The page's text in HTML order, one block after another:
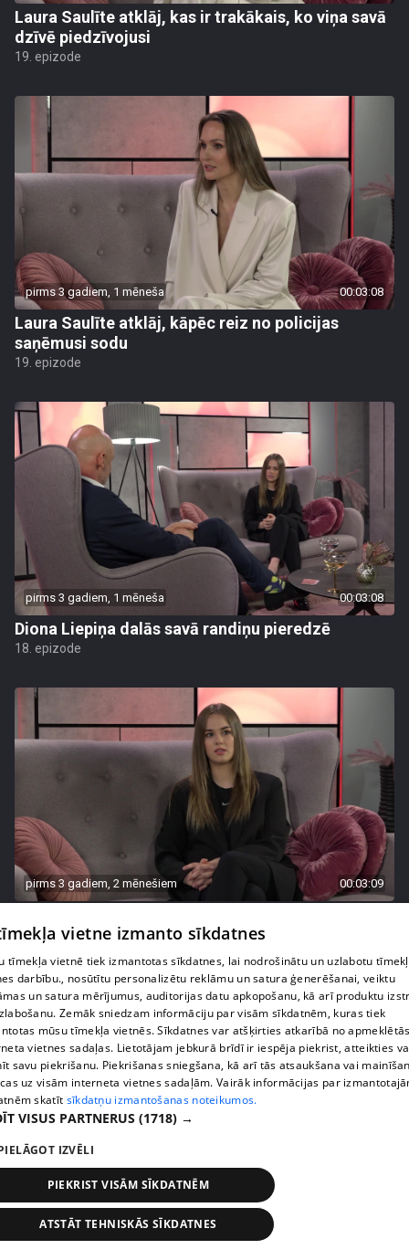
Laura Saulīte atklāj, kas ir trakākais, ko viņa savā
dzīvē piedzīvojusi
19. epizode
pirms 3 gadiem, 1 mēneša 00:03:08
Laura Saulīte atklāj, kāpēc reiz no policijas
saņēmusi sodu
19. epizode
pirms 3 gadiem, 1 mēneša 00:03:08
Diona Liepiņa dalās savā randiņu pieredzē
18. epizode
pirms 3 gadiem, 2 mēnešiem 00:03:09
18. epizode
pirms 3 gadiem, 2 mēnešiem
Katrīna Gupalo dalās pārdomās par brīžiem, kad
viņa sajūtas seksīga
17. epizode
vietne izmanto sīkdatnes
tīmekļa vietnē tiek izmantotas sīkdatnes, lai nodrošinātu un uzlabotu
darbību., nosūtītu personalizētu reklāmu un satura ģenerēšanai, veiktu
un satura mērījumus, auditorijas datu apkopošanu, kā arī produktu
Zemāk sniedzam informāciju par visām sīkdatnēm, kuras tiek
mūsu tīmekļa vietnēs. Sīkdatnes var atšķirties atkarībā no
vietnes sadaļas. Lietotājam jebkurā brīdī ir iespēja piekrist, atteikties
savu piekrišanu. Piekrišanas sniegšana, kā arī tās atsaukšana vai
uz visām interneta vietnes sadaļām. Vairāk informācijas par
skatīt sīkdatņu izmantošanas noteikumos.
VISUS PARTNERUS (1718) →
IZVĒLI
PIEKRIST VISĀM SĪKDATNĒM
ATSTĀT TEHNISKĀS SĪKDATNES